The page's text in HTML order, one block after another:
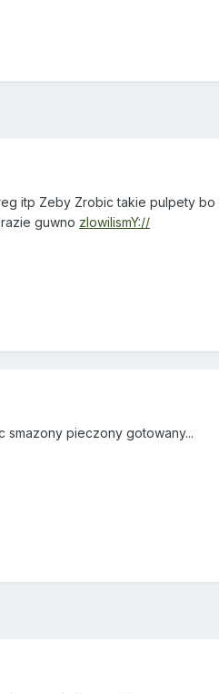
itp Zeby Zrobic takie pulpety bo
guwno zlowilismY://
pieczony gotowany...